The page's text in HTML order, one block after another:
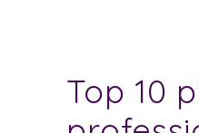
Top 10